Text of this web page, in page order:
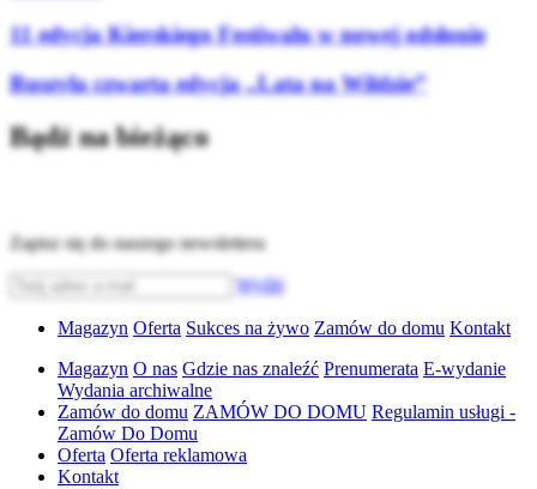
11 edycja Kierskiego Festiwalu w nowej odsłonie
Ruszyła czwarta edycja „Lata na Wildzie”
Bądź na bieżąco
Zapisz się do naszego newslettera
Wyślij
Magazyn Oferta Sukces na żywo Zamów do domu Kontakt
Magazyn O nas Gdzie nas znaleźć Prenumerata E-wydanie
Wydania archiwalne
Zamów do domu ZAMÓW DO DOMU Regulamin usługi -
Zamów Do Domu
Oferta Oferta reklamowa
Kontakt